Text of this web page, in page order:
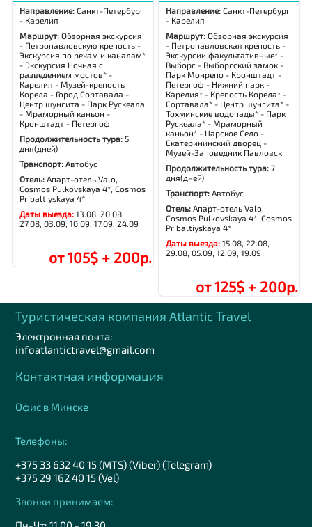
Направление:Санкт-Петербург
- Карелия
Маршрут:Обзорная экскурсия
- Петропавловскую крепость -
Экскурсия по рекам и каналам*
- Экскурсия Ночная с
разведением мостов* -
Карелия - Музей-крепость
Корела - Город Сортавала -
Центр шунгита - Парк Рускеала
- Мраморный каньон -
Кронштадт - Петергоф
Продолжительность тура: 5
дня(дней)
Транспорт:Автобус
Отель:Апарт-отель Valo,
Cosmos Pulkovskaya 4*, Cosmos
Pribaltiyskaya 4*
Даты выезда:13.08, 20.08,
27.08, 03.09, 10.09, 17.09, 24.09
от 105$ + 200р.
Направление:Санкт-Петербург
- Карелия
Маршрут:Обзорная экскурсия
- Петропавловская крепость -
Экскурсии факультативные* -
Выборг - Выборгский замок -
Парк Монрепо - Кронштадт -
Петергоф - Нижний парк -
Карелия* - Крепость Корела* -
Сортавала* - Центр шунгита* -
Тохминские водопады* - Парк
Рускеала* - Мраморный
каньон* - Царское Село -
Екатерининский дворец -
Музей-Заповедник Павловск
Продолжительность тура:7
дня(дней)
Транспорт:Автобус
Отель:Апарт-отель Valo,
Cosmos Pulkovskaya 4*, Cosmos
Pribaltiyskaya 4*
Даты выезда:15.08, 22.08,
29.08, 05.09, 12.09, 19.09
от 125$ + 200р.
Туристическая компания Аtlantic Travel
Электронная почта:
infoatlantictravel@gmail.com
Контактная информация
Офис в Минске
Телефоны:
+375 33 632 40 15 (MTS) (Viber) (Telegram)
+375 29 162 40 15 (Vel)
Звонки принимаем: